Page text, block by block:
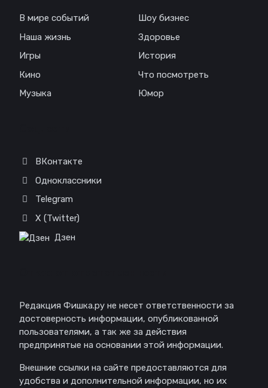
В мире событий
Наша жизнь
Игры
Кино
Музыка
Шоу бизнес
Здоровье
История
Что посмотреть
Юмор
ВКонтакте
Одноклассники
Telegram
X (Twitter)
Дзен
Редакция Фишка.ру не несет ответственности за
достоверность информации, опубликованной
пользователями, а так же за действия
предпринятые на основании этой информации.
Внешние ссылки на сайте предоставляются для
удобства и дополнительной информации, но их